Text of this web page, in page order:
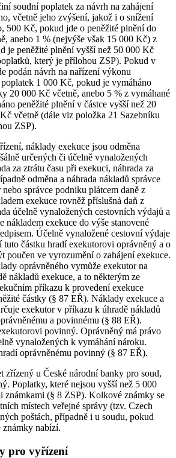
soudní poplatek za návrh na zahájení
včetně jeho zvýšení, jakož i o snížení
500 Kč, pokud jde o peněžité plnění do
anebo 1 % (nejvýše však 15 000 Kč) z
je peněžité plnění vyšší než 50 000 Kč
který je přílohou ZSP). Pokud v
podán návrh na nařízení výkonu
1 000 Kč, pokud je vymáháno
20 000 Kč včetně, anebo 5 % z vymáhané
peněžité plnění v částce vyšší než 20
včetně (dále viz položka 21 Sazebníku
ZSP).
náklady exekuce jsou odměna
určených či účelně vynaložených
za ztrátu času při exekuci, náhrada za
odměna a náhrada nákladů správce
správce podniku plátcem daně z
exekuce rovněž příslušná daň z
účelně vynaložených cestovních výdajů a
nákladem exekuce do výše stanovené
Účelně vynaložené cestovní výdaje
tuto částku hradí exekutorovi oprávněný a o
poučen ve vyrozumění o zahájení exekuce.
oprávněného vymůže exekutor na
nákladů exekuce, a to některým ze
příkazu k provedení exekuce
částky (§ 87 EŘ). Náklady exekuce a
exekutor v příkazu k úhradě nákladů
a povinnému (§ 88 EŘ).
povinný. Oprávněný má právo
vynaložených k vymáhání nároku.
oprávněnému povinný (§ 87 EŘ).
zřízený u České národní banky pro soud,
Poplatky, které nejsou vyšší než 5 000
(§ 8 ZSP). Kolkové známky se
místech veřejné správy (tzv. Czech
poštách, případně i u soudu, pokud
nabízí.
pro vyřízení